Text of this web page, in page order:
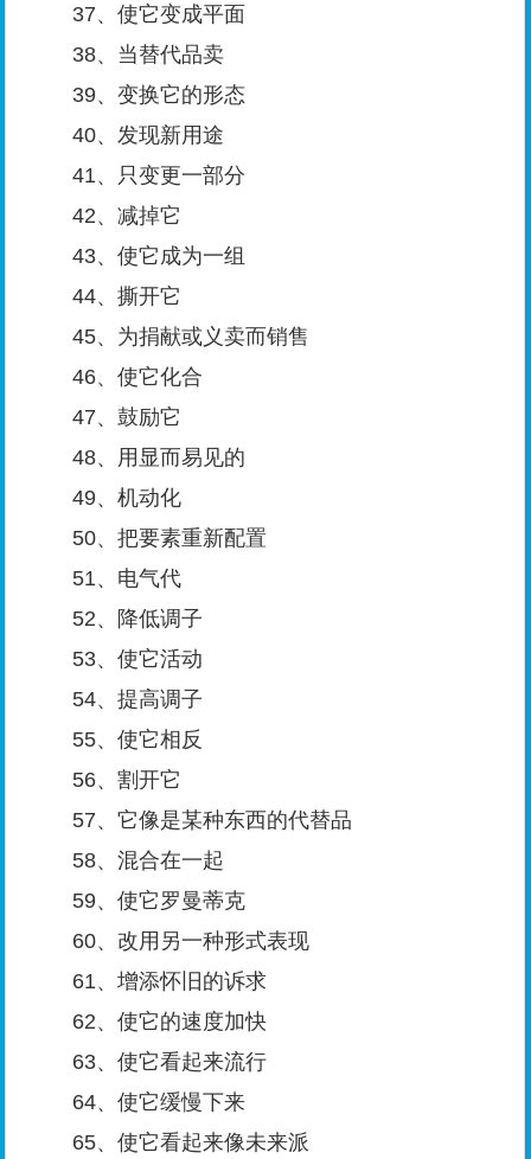
37、使它变成平面
38、当替代品卖
39、变换它的形态
40、发现新用途
41、只变更一部分
42、减掉它
43、使它成为一组
44、撕开它
45、为捐献或义卖而销售
46、使它化合
47、鼓励它
48、用显而易见的
49、机动化
50、把要素重新配置
51、电气代
52、降低调子
53、使它活动
54、提高调子
55、使它相反
56、割开它
57、它像是某种东西的代替品
58、混合在一起
59、使它罗曼蒂克
60、改用另一种形式表现
61、增添怀旧的诉求
62、使它的速度加快
63、使它看起来流行
64、使它缓慢下来
65、使它看起来像未来派